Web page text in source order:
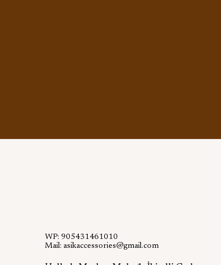
WP: 905431461010
Mail: asikaccessories@gmail.com